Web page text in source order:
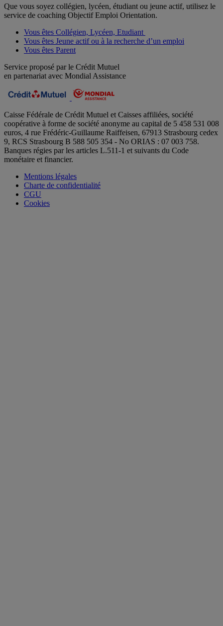
Que vous soyez collégien, lycéen, étudiant ou jeune actif, utilisez le
service de coaching Objectif Emploi Orientation.
Vous êtes Collégien, Lycéen, Etudiant
Vous êtes Jeune actif ou à la recherche d’un emploi
Vous êtes Parent
Service proposé par le Crédit Mutuel
en partenariat avec Mondial Assistance
Caisse Fédérale de Crédit Mutuel et Caisses affiliées, société
coopérative à forme de société anonyme au capital de 5 458 531 008
euros, 4 rue Frédéric-Guillaume Raiffeisen, 67913 Strasbourg cedex
9, RCS Strasbourg B 588 505 354 - No ORIAS : 07 003 758.
Banques régies par les articles L.511-1 et suivants du Code
monétaire et financier.
Mentions légales
Charte de confidentialité
CGU
Cookies